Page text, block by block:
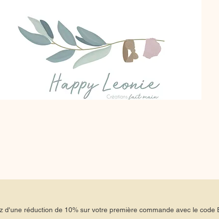
d'une réduction de 10% sur votre première commande avec le code